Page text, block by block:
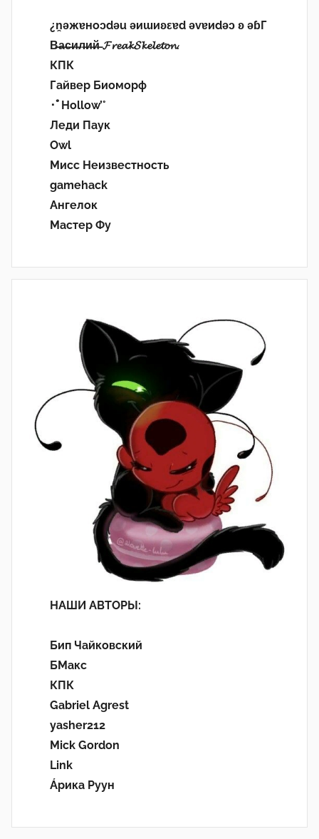
¿n̯ǝжɐноɔdǝu ǝиɯиʚεɐd ǝvɐиdǝɔ ʚ ǝɓГ
В̶а̶с̶и̶л̶и̶й̶ 𝓕𝓻𝓮𝓪𝓴𝓢𝓴𝓮𝓵𝓮𝓽𝓸𝓷.
КПК
Гайвер Биоморф
･ﾟHollow’°
Леди Паук
Owl
Мисс Неизвестность
gamehack
Ангелок
Мастер Фу
НАШИ АВТОРЫ:
Бип Чайковский
БМакс
КПК
Gabriel Agrest
yasher212
Mick Gordon
Link
Áрика Руун